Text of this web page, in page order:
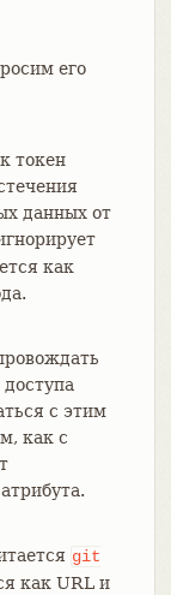
его
токен
данных от
как
с этим
как с
git
как URL и